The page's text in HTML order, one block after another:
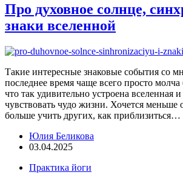
Про духовное солнце,
знаки вселенной
Такие интересные знаковые события со
последнее время чаще всего просто молча
что так удивительно устроена вселенная
чувствовать чудо жизни. Хочется меньше
больше учить других, как приблизиться…
Юлия Беликова
03.04.2025
Практика йоги